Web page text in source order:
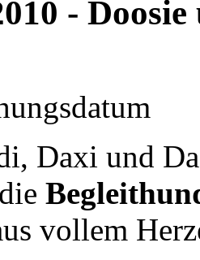
-
Daxi und
die
vollem